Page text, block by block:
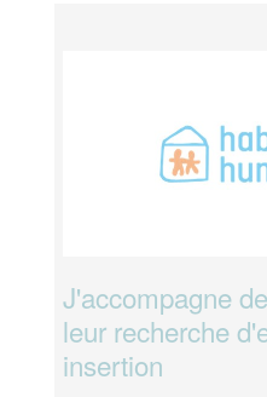
J'accompagne
leur recherche
insertion